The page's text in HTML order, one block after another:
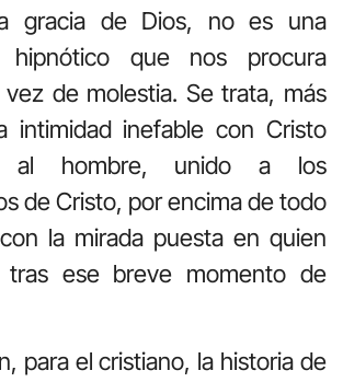
gracia de Dios, no es una
hipnótico que nos procura
de molestia. Se trata, más
intimidad inefable con Cristo
al hombre, unido a los
de Cristo, por encima de todo
la mirada puesta en quien
tras ese breve momento de
para el cristiano, la historia de